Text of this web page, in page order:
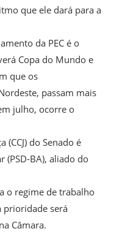
que ele dará para a
da PEC é o
Copa do Mundo e
que os
passam mais
julho, ocorre o
(CCJ) do Senado é
(PSD-BA), aliado do
o regime de trabalho
prioridade será
Câmara.